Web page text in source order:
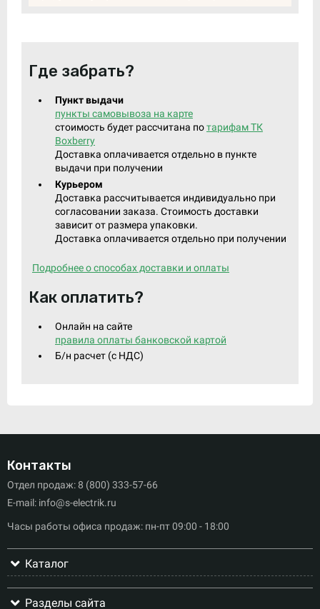
Где забрать?
Пункт выдачи
пункты самовывоза на карте
стоимость будет рассчитана потарифам ТК
Boxberry
Доставка оплачивается отдельно в пункте
выдачи при получении
Курьером
Доставка рассчитывается индивидуально при
согласовании заказа. Стоимость доставки
зависит от размера упаковки.
Доставка оплачивается отдельно при получении
Подробнее о способах доставки и оплаты
Как оплатить?
Онлайн на сайте
правила оплаты банковской картой
Б/н расчет (c НДС)
Контакты
Отдел продаж: 8 (800) 333-57-66
E-mail: info@s-electrik.ru
Часы работы офиса продаж: пн-пт 09:00 - 18:00
Каталог
Разделы сайта